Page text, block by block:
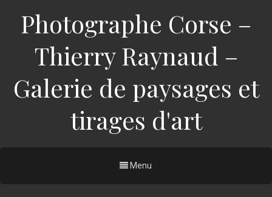
Photographe Corse –
Thierry Raynaud –
Galerie de paysages et
tirages d'art
Menu